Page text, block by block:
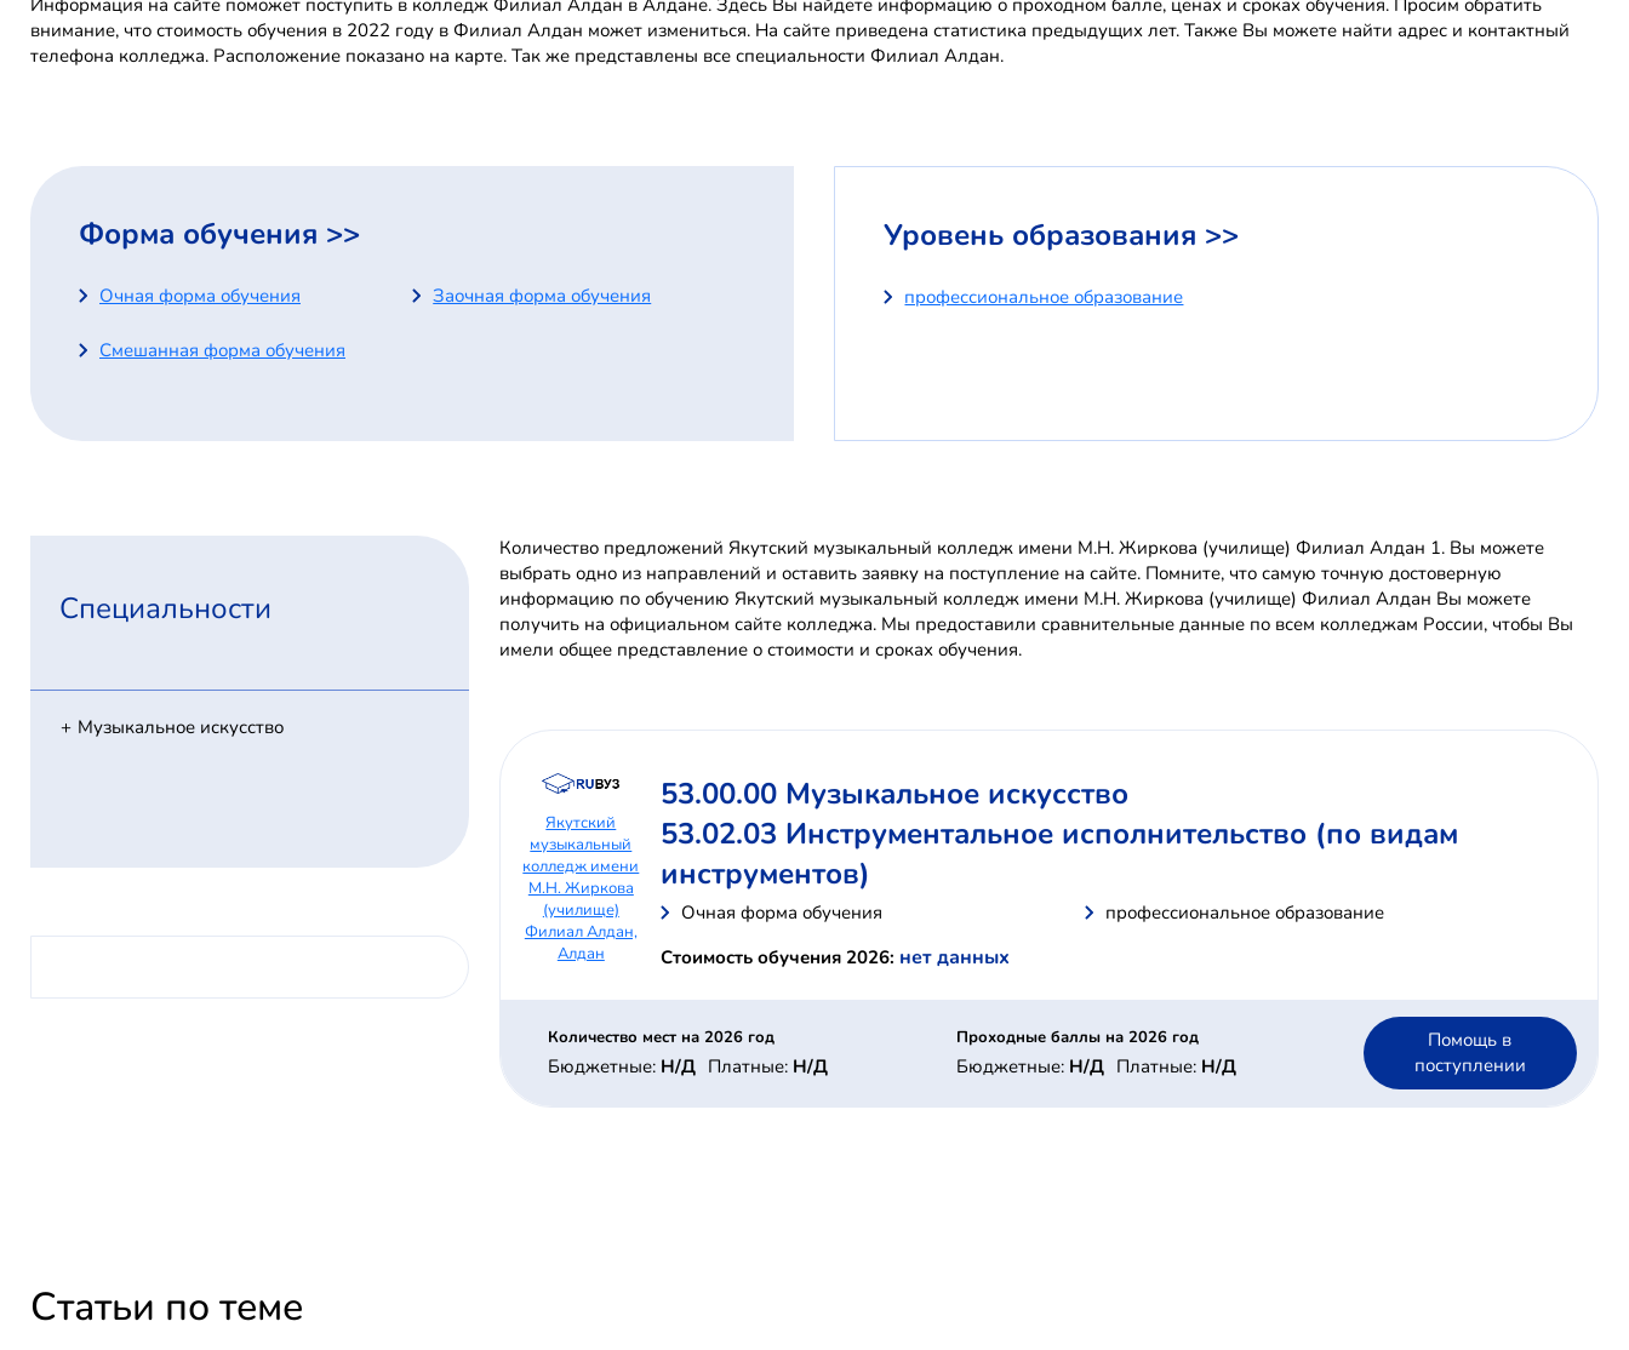
внимание, что стоимость обучения в 2022 году в Филиал Алдан может измениться. На сайте приведена статистика предыдущих лет. Также Вы можете найти адрес и контактный
телефона колледжа. Расположение показано на карте. Так же представлены все специальности Филиал Алдан.
Форма обучения >>
Очная форма обучения Заочная форма обучения
Смешанная форма обучения
Уровень образования >>
профессиональное образование
Специальности
Музыкальное искусство
Количество предложений Якутский музыкальный колледж имени М.Н. Жиркова (училище) Филиал Алдан 1. Вы можете
выбрать одно из направлений и оставить заявку на поступление на сайте. Помните, что самую точную достоверную
информацию по обучению Якутский музыкальный колледж имени М.Н. Жиркова (училище) Филиал Алдан Вы можете
получить на официальном сайте колледжа. Мы предоставили сравнительные данные по всем колледжам России, чтобы Вы
имели общее представление о стоимости и сроках обучения.
Якутский
музыкальный
колледж имени
М.Н. Жиркова
(училище)
Филиал Алдан,
Алдан
53.00.00 Музыкальное искусство
53.02.03 Инструментальное исполнительство (по видам
инструментов)
Очная форма обучения
профессиональное образование
Стоимость обучения 2026: нет данных
Количество мест на 2026 год
Бюджетные: Н/Д Платные: Н/Д
Проходные баллы на 2026 год
Бюджетные: Н/Д Платные: Н/Д
Помощь в
поступлении
Статьи по теме